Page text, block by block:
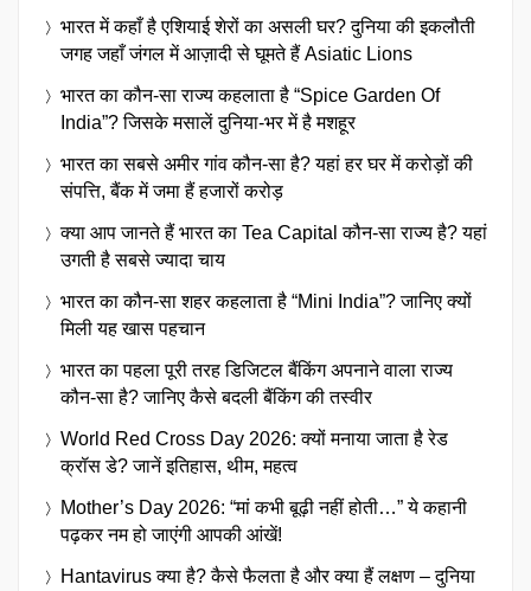
भारत में कहाँ है एशियाई शेरों का असली घर? दुनिया की इकलौती
जगह जहाँ जंगल में आज़ादी से घूमते हैं Asiatic Lions
भारत का कौन-सा राज्य कहलाता है “Spice Garden Of
India”? जिसके मसालें दुनिया-भर में है मशहूर
भारत का सबसे अमीर गांव कौन-सा है? यहां हर घर में करोड़ों की
संपत्ति, बैंक में जमा हैं हजारों करोड़
क्या आप जानते हैं भारत का Tea Capital कौन-सा राज्य है? यहां
उगती है सबसे ज्यादा चाय
भारत का कौन-सा शहर कहलाता है “Mini India”? जानिए क्यों
मिली यह खास पहचान
भारत का पहला पूरी तरह डिजिटल बैंकिंग अपनाने वाला राज्य
कौन-सा है? जानिए कैसे बदली बैंकिंग की तस्वीर
World Red Cross Day 2026: क्यों मनाया जाता है रेड
क्रॉस डे? जानें इतिहास, थीम, महत्व
Mother’s Day 2026: “मां कभी बूढ़ी नहीं होती…” ये कहानी
पढ़कर नम हो जाएंगी आपकी आंखें!
Hantavirus क्या है? कैसे फैलता है और क्या हैं लक्षण – दुनिया